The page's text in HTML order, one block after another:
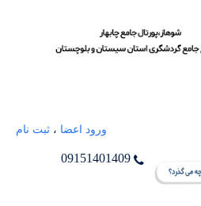
ثبت نام ، ورود اعضا